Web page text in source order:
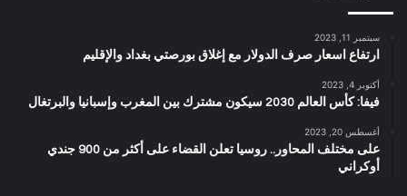
سبتمبر 11, 2023
ارتفاع اسعار صرف الدولار مع إغلاق بورصتي بغداد والإقليم
أكتوبر 4, 2023
فيفا: كأس العالم 2030 سيكون مشترك بين المغرب وإسبانيا والبرتغال
أغسطس 20, 2023
على مختلف المحاور.. روسيا تعلن القضاء على أكثر من 900 جندي
أوكراني